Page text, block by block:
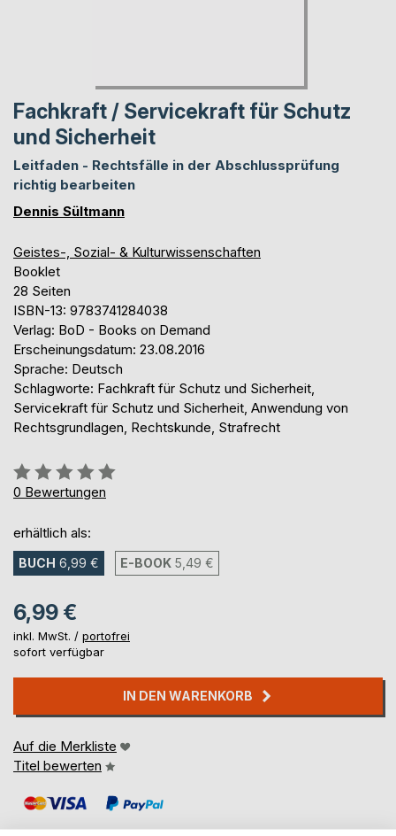
Fachkraft / Servicekraft für Schutz
und Sicherheit
Leitfaden - Rechtsfälle in der Abschlussprüfung
richtig bearbeiten
Dennis Sültmann
Geistes-, Sozial- & Kulturwissenschaften
Booklet
28 Seiten
ISBN-13: 9783741284038
Verlag: BoD - Books on Demand
Erscheinungsdatum: 23.08.2016
Sprache: Deutsch
Schlagworte: Fachkraft für Schutz und Sicherheit,
Servicekraft für Schutz und Sicherheit, Anwendung von
Rechtsgrundlagen, Rechtskunde, Strafrecht
Bewertung::
0%
0 Bewertungen
erhältlich als:
BUCH 6,99 € E-BOOK 5,49 €
6,99 €
inkl. MwSt. / portofrei
sofort verfügbar
IN DEN WARENKORB
Auf die Merkliste
Titel bewerten